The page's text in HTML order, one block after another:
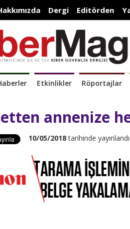
Dergi Editörden
Etkinlikler Röportajlar
annenize
10/05/2018tarihinde yayınlandı